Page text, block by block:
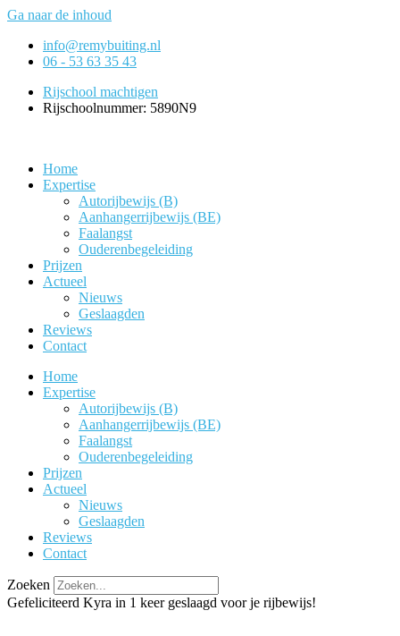
Ga naar de inhoud
info@remybuiting.nl
06 - 53 63 35 43
Rijschool machtigen
Rijschoolnummer: 5890N9
Home
Expertise
Autorijbewijs (B)
Aanhangerrijbewijs (BE)
Faalangst
Ouderenbegeleiding
Prijzen
Actueel
Nieuws
Geslaagden
Reviews
Contact
Home
Expertise
Autorijbewijs (B)
Aanhangerrijbewijs (BE)
Faalangst
Ouderenbegeleiding
Prijzen
Actueel
Nieuws
Geslaagden
Reviews
Contact
Zoeken
Gefeliciteerd Kyra in 1 keer geslaagd voor je rijbewijs!